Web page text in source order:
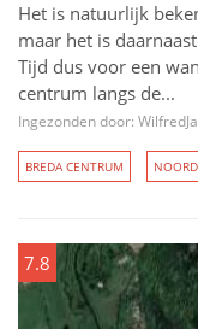
Het is natuurlijk
maar het is
Tijd dus voor een
centrum langs de...
Ingezonden door:
BREDA CENTRUM
7.8